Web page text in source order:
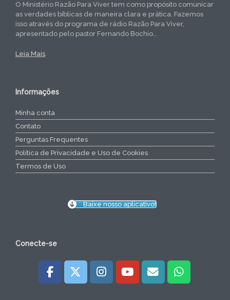
O Ministério Razão Para Viver tem como propósito comunicar
as verdades bíblicas de maneira clara e prática. Fazemos
isso através do programa de rádio Razão Para Viver,
apresentado pelo pastor Fernando Bochio...
Leia Mais
Informações
Minha conta
Contato
Perguntas Frequentes
Política de Privacidade e Uso de Cookies
Termos de Uso
Baixe nosso aplicativo!
Conecte-se